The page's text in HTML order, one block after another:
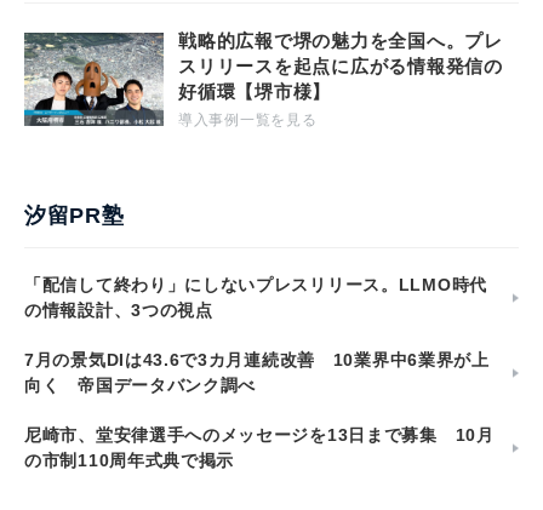
戦略的広報で堺の魅力を全国へ。プレ
スリリースを起点に広がる情報発信の
好循環【堺市様】
導入事例一覧を見る
汐留PR塾
「配信して終わり」にしないプレスリリース。LLMO時代
の情報設計、3つの視点
7月の景気DIは43.6で3カ月連続改善 10業界中6業界が上
向く 帝国データバンク調べ
尼崎市、堂安律選手へのメッセージを13日まで募集 10月
の市制110周年式典で掲示